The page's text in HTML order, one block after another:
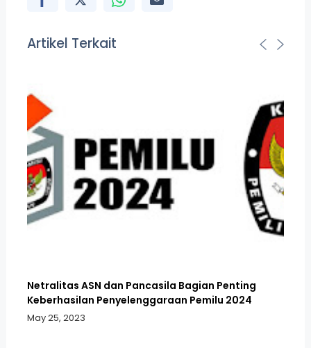
Artikel Terkait
Netralitas ASN dan Pancasila Bagian Penting
Keberhasilan Penyelenggaraan Pemilu 2024
May 25, 2023